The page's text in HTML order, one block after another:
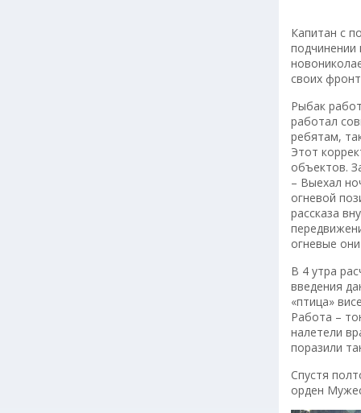
Капитан с
своих
Рыбак
работал
ребятам,
Этот
объектов.
– Выехал
огневой
рассказа
огневые
В 4 утра
введения
«птица»
Работа –
налетели
поразили
Спустя
орден